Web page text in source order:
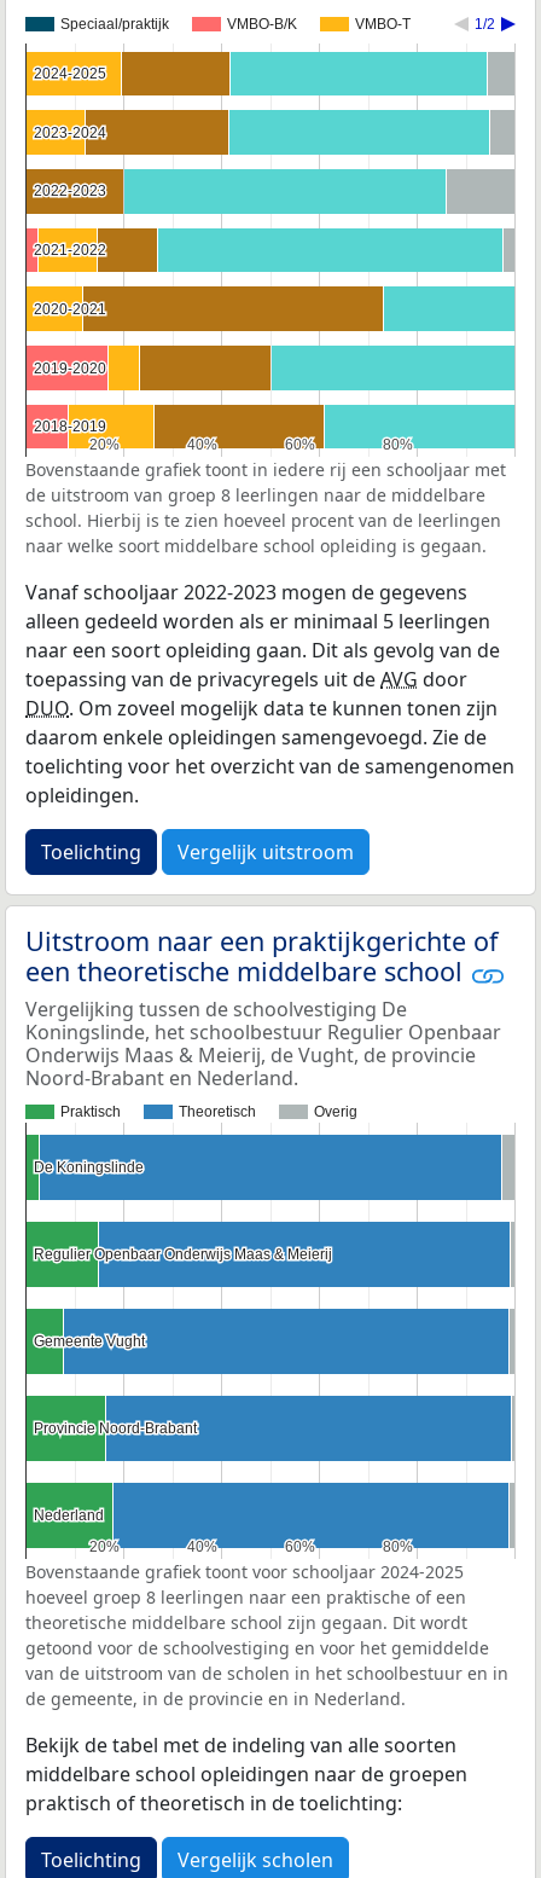
Speciaal/praktijk VMBO-B/K VMBO-T 1/2
20%
20% 40%
40% 60%
60% 80%
80%
2024-2025
2024-2025
2023-2024
2023-2024
2022-2023
2022-2023
2021-2022
2021-2022
2020-2021
2020-2021
2019-2020
2019-2020
2018-2019
2018-2019
Bovenstaande grafiek toont in iedere rij een schooljaar met
de uitstroom van groep 8 leerlingen naar de middelbare
school. Hierbij is te zien hoeveel procent van de leerlingen
naar welke soort middelbare school opleiding is gegaan.
Vanaf schooljaar 2022-2023 mogen de gegevens
alleen gedeeld worden als er minimaal 5 leerlingen
naar een soort opleiding gaan. Dit als gevolg van de
toepassing van de privacyregels uit deAVG door
DUO. Om zoveel mogelijk data te kunnen tonen zijn
daarom enkele opleidingen samengevoegd. Zie de
toelichting voor het overzicht van de samengenomen
opleidingen.
Toelichting Vergelijk uitstroom
Uitstroom naar een praktijkgerichte of
een theoretische middelbare school
Vergelijking tussen de schoolvestiging De
Koningslinde, het schoolbestuur Regulier Openbaar
Onderwijs Maas & Meierij, de Vught, de provincie
Noord-Brabant en Nederland.
Praktisch Theoretisch Overig
20%
20% 40%
40% 60%
60% 80%
80%
De Koningslinde
De Koningslinde
Regulier Openbaar Onderwijs Maas & Meierij
Regulier Openbaar Onderwijs Maas & Meierij
Gemeente Vught
Gemeente Vught
Provincie Noord-Brabant
Provincie Noord-Brabant
Nederland
Nederland
Bovenstaande grafiek toont voor schooljaar 2024-2025
hoeveel groep 8 leerlingen naar een praktische of een
theoretische middelbare school zijn gegaan. Dit wordt
getoond voor de schoolvestiging en voor het gemiddelde
van de uitstroom van de scholen in het schoolbestuur en in
de gemeente, in de provincie en in Nederland.
Bekijk de tabel met de indeling van alle soorten
middelbare school opleidingen naar de groepen
praktisch of theoretisch in de toelichting:
Toelichting Vergelijk scholen